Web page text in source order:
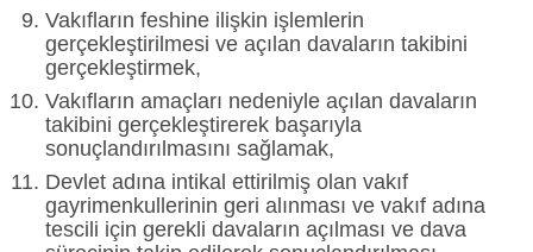
Vakıfların feshine ilişkin işlemlerin
gerçekleştirilmesi ve açılan davaların takibini
gerçekleştirmek,
Vakıfların amaçları nedeniyle açılan davaların
takibini gerçekleştirerek başarıyla
sonuçlandırılmasını sağlamak,
Devlet adına intikal ettirilmiş olan vakıf
gayrimenkullerinin geri alınması ve vakıf adına
tescili için gerekli davaların açılması ve dava